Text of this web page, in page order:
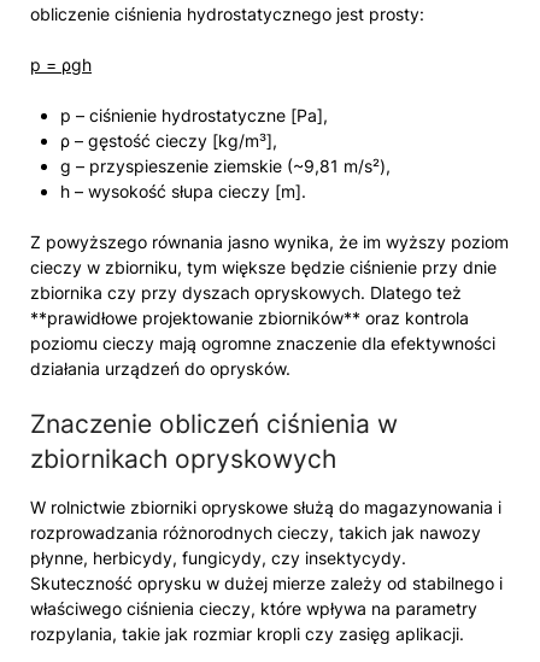
obliczenie ciśnienia hydrostatycznego jest prosty:
p = ρgh
p – ciśnienie hydrostatyczne [Pa],
ρ – gęstość cieczy [kg/m³],
g – przyspieszenie ziemskie (~9,81 m/s²),
h – wysokość słupa cieczy [m].
Z powyższego równania jasno wynika, że im wyższy poziom
cieczy w zbiorniku, tym większe będzie ciśnienie przy dnie
zbiornika czy przy dyszach opryskowych. Dlatego też
**prawidłowe projektowanie zbiorników** oraz kontrola
poziomu cieczy mają ogromne znaczenie dla efektywności
działania urządzeń do oprysków.
Znaczenie obliczeń ciśnienia w
zbiornikach opryskowych
W rolnictwie zbiorniki opryskowe służą do magazynowania i
rozprowadzania różnorodnych cieczy, takich jak nawozy
płynne, herbicydy, fungicydy, czy insektycydy.
Skuteczność oprysku w dużej mierze zależy od stabilnego i
właściwego ciśnienia cieczy, które wpływa na parametry
rozpylania, takie jak rozmiar kropli czy zasięg aplikacji.